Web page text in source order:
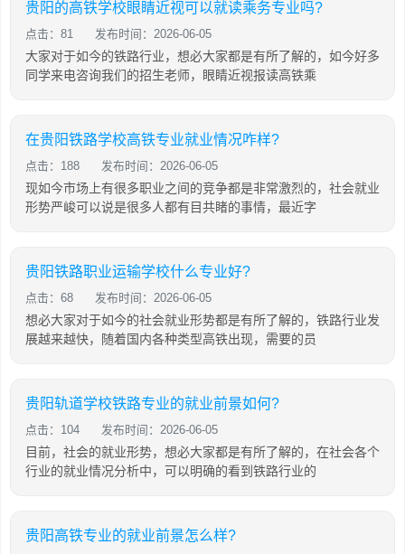
贵阳的高铁学校眼睛近视可以就读乘务专业吗?
点击：81 发布时间：2026-06-05
大家对于如今的铁路行业，想必大家都是有所了解的，如今好多
同学来电咨询我们的招生老师，眼睛近视报读高铁乘
在贵阳铁路学校高铁专业就业情况咋样?
点击：188 发布时间：2026-06-05
现如今市场上有很多职业之间的竞争都是非常激烈的，社会就业
形势严峻可以说是很多人都有目共睹的事情，最近字
贵阳铁路职业运输学校什么专业好?
点击：68 发布时间：2026-06-05
想必大家对于如今的社会就业形势都是有所了解的，铁路行业发
展越来越快，随着国内各种类型高铁出现，需要的员
贵阳轨道学校铁路专业的就业前景如何?
点击：104 发布时间：2026-06-05
目前，社会的就业形势，想必大家都是有所了解的，在社会各个
行业的就业情况分析中，可以明确的看到铁路行业的
贵阳高铁专业的就业前景怎么样?